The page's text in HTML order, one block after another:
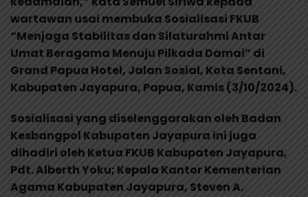
wartawan usai membuka Sosialisasi FKUB
“Menjaga Stabilitas dan Silaturahmi Antar
Umat Beragama Menuju Pilkada Damai” di
Grand Papua Hotel, Jalan Sosial, Kota Sentani,
Kabupaten Jayapura, Papua, Kamis (3/10/2024).
Sosialisasi yang diselenggarakan oleh Badan
Kesbangpol Kabupaten Jayapura ini juga
dihadiri oleh Ketua FKUB Kabupaten Jayapura,
Pdt. Alberth Yoku; Kepala Kantor Kementerian
Agama Kabupaten Jayapura, Steven A.